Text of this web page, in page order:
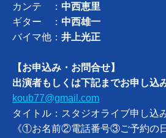
カンテ ： 中西恵里
ギター ： 中西雄一
バイマ他： 井上光正
【お申込み・お問合せ】
出演者もしくは下記までお申し込
koub77@gmail.com
タイトル：スタジオライブ申し込
《①お名前②電話番号③ご予約の